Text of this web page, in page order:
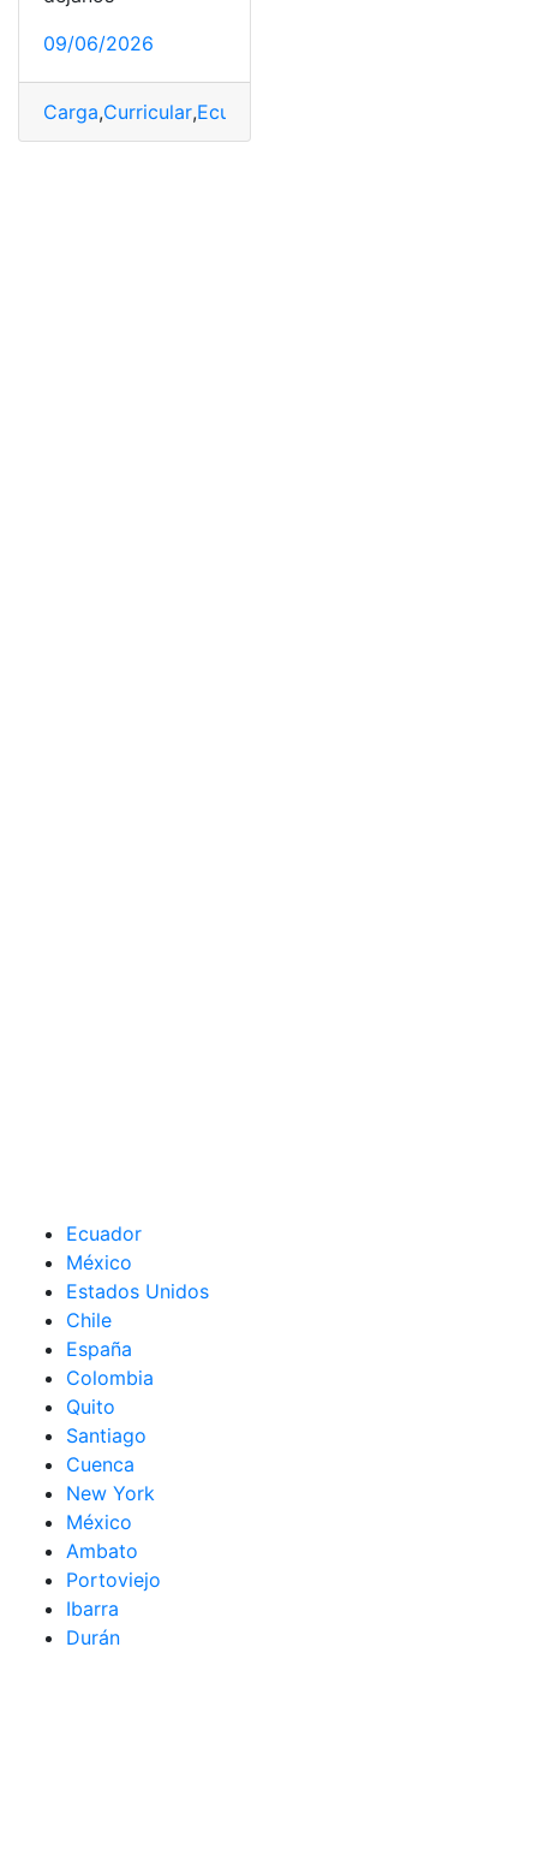
09/06/2026
Carga,Curricular,Ecuador
Ecuador
México
Estados Unidos
Chile
España
Colombia
Quito
Santiago
Cuenca
New York
México
Ambato
Portoviejo
Ibarra
Durán